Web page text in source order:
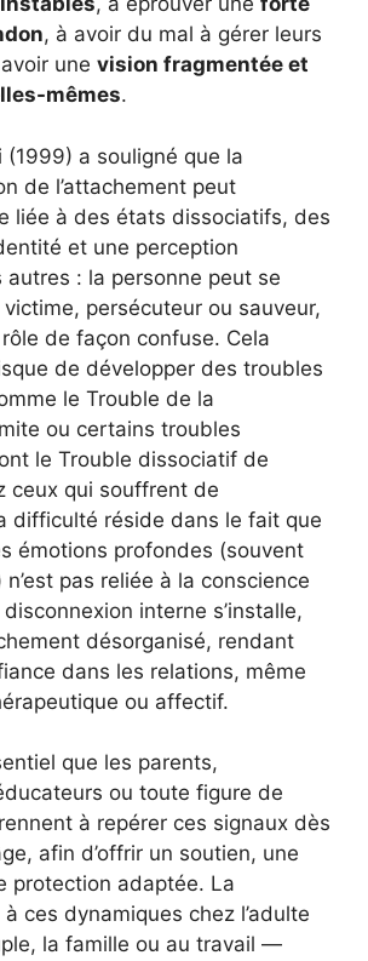
, à avoir du mal à gérer leurs
une vision fragmentée et
mêmes.
(1999) a souligné que la
de l’attachement peut
liée à des états dissociatifs, des
et une perception
: la personne peut se
persécuteur ou sauveur,
de façon confuse. Cela
de développer des troubles
le Trouble de la
ou certains troubles
le Trouble dissociatif de
ceux qui souffrent de
difficulté réside dans le fait que
émotions profondes (souvent
pas reliée à la conscience
interne s’installe,
désorganisé, rendant
dans les relations, même
ou affectif.
que les parents,
ou toute figure de
à repérer ces signaux dès
afin d’offrir un soutien, une
protection adaptée. La
ces dynamiques chez l’adulte
la famille ou au travail —